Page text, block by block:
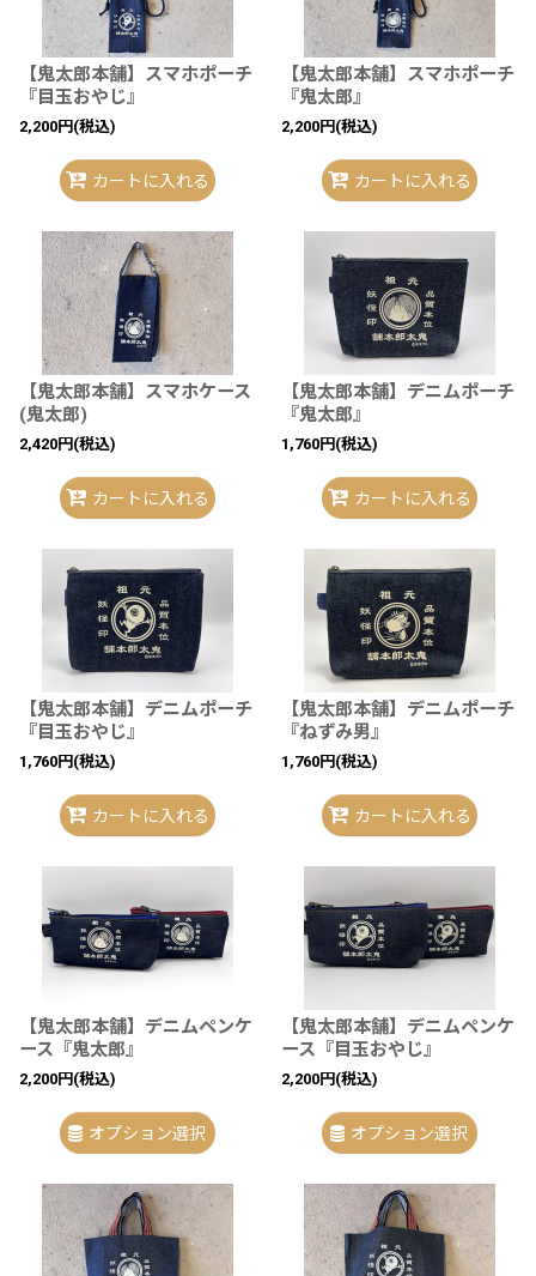
【鬼太郎本舗】スマホポーチ
『目玉おやじ』
2,200円 (税込)
カートに入れる
【鬼太郎本舗】スマホポーチ
『鬼太郎』
2,200円 (税込)
カートに入れる
【鬼太郎本舗】スマホケース
(鬼太郎)
2,420円 (税込)
カートに入れる
【鬼太郎本舗】デニムポーチ
『鬼太郎』
1,760円 (税込)
カートに入れる
【鬼太郎本舗】デニムポーチ
『目玉おやじ』
1,760円 (税込)
カートに入れる
【鬼太郎本舗】デニムポーチ
『ねずみ男』
1,760円 (税込)
カートに入れる
【鬼太郎本舗】デニムペンケ
ース『鬼太郎』
2,200円 (税込)
オプション選択
【鬼太郎本舗】デニムペンケ
ース『目玉おやじ』
2,200円 (税込)
オプション選択